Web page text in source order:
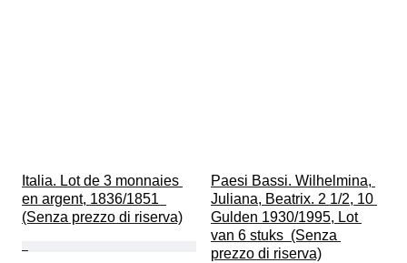
Italia. Lot de 3 monnaies
en argent, 1836/1851
(Senza prezzo di riserva)
Paesi Bassi. Wilhelmina,
Juliana, Beatrix. 2 1/2, 10
Gulden 1930/1995, Lot
van 6 stuks  (Senza
prezzo di riserva)